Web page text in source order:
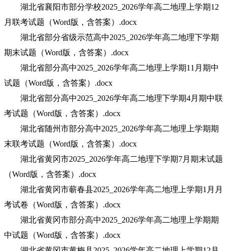
湖北省襄阳市部分学校2025_2026学年高二地理上学期12
月联考试题（Word版，含答案）.docx
湖北省部分省级示范高中2025_2026学年高二地理下学期
期末试题（Word版，含答案）.docx
湖北省部分高中2025_2026学年高二地理上学期11月期中
试题（Word版，含答案）.docx
湖北省部分高中2025_2026学年高二地理下学期4月期中联
考试题（Word版，含答案）.docx
湖北省随州市部分高中2025_2026学年高二地理上学期期
末联考试题（Word版，含答案）.docx
湖北省黄冈市2025_2026学年高二地理下学期7月期末试题
（Word版，含答案）.docx
湖北省黄冈市蕲春县2025_2026学年高二地理上学期1月月
考试卷（Word版，含答案）.docx
湖北省黄冈市部分高中2025_2026学年高二地理上学期期
中试题（Word版，含答案）.docx